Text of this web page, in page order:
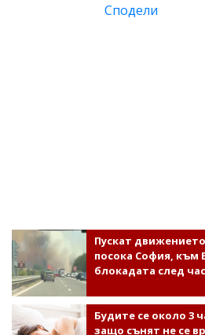
Сподели
Пускат
посока София, към
блокадата след час
Будите се около 3
защо сънят не се